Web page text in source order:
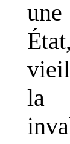
une
la